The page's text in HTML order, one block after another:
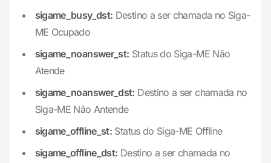
sigame_busy_dst: Destino a ser chamada no Siga-
ME Ocupado
sigame_noanswer_st: Status do Siga-ME Não
Atende
sigame_noanswer_dst: Destino a ser chamada no
Siga-ME Não Antende
sigame_offline_st: Status do Siga-ME Offline
sigame_offline_dst: Destino a ser chamada no